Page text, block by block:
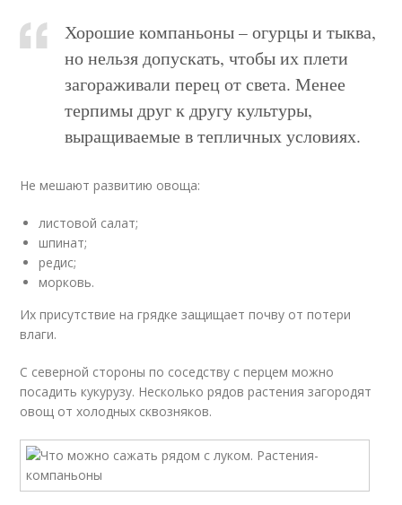
Хорошие компаньоны – огурцы и тыква,
но нельзя допускать, чтобы их плети
загораживали перец от света. Менее
терпимы друг к другу культуры,
выращиваемые в тепличных условиях.
Не мешают развитию овоща:
листовой салат;
шпинат;
редис;
морковь.
Их присутствие на грядке защищает почву от потери
влаги.
С северной стороны по соседству с перцем можно
посадить кукурузу. Несколько рядов растения загородят
овощ от холодных сквозняков.